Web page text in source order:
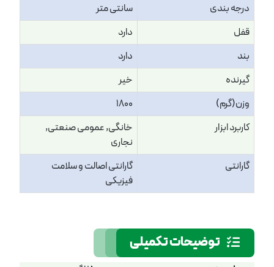
درجه بندی
سانتی متر
قفل
دارد
بند
دارد
گیرنده
خیر
وزن(گرم)
1800
کاربرد ابزار
خانگی, عمومی صنعتی,
نجاری
گارانتی
گارانتی اصالت و سلامت
فیزیکی
توضیحات تکمیلی